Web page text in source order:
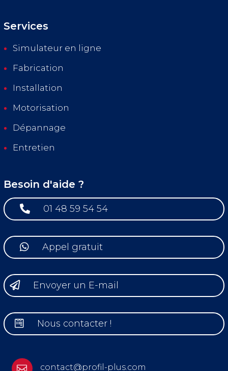
Services
Simulateur en ligne
Fabrication
Installation
Motorisation
Dépannage
Entretien
Besoin d'aide ?
 01 48 59 54 54
 Appel gratuit
 Envoyer un E-mail
 Nous contacter !
 contact@profil-plus.com